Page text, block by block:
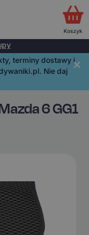
terminy dostawy i
Nie daj
6 GG1
Koszyk